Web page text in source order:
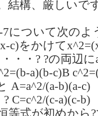
結構、厳しいで
7について次の
c)をかけて
・・? ?の両辺に
a)(b-c)B
A=a^2/(a-b)(a-
C=c^2/(c-a)(c-
等式が初めから